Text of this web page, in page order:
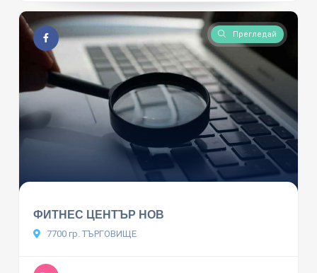
Прегледай
ФИТНЕС ЦЕНТЪР НОВ
7700 гр. ТЪРГОВИЩЕ